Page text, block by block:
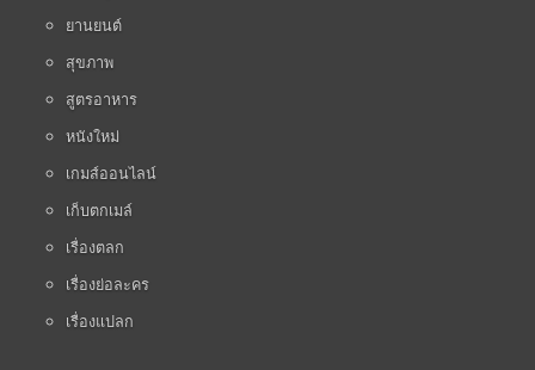
ยานยนต์
สุขภาพ
สูตรอาหาร
หนังใหม่
เกมส์ออนไลน์
เก็บตกเมล์
เรื่องตลก
เรื่องย่อละคร
เรื่องแปลก